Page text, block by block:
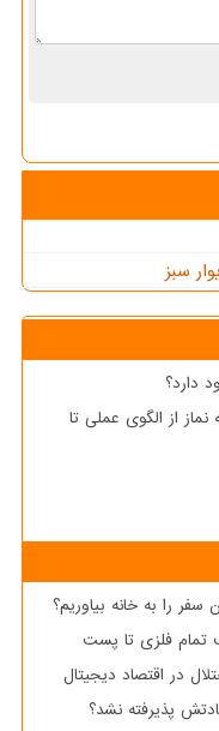
سبز
دارد؟
از الگوی عملی تا
را به خانه بیاوریم؟
تمام فلزی تا پست
در اقتصاد دیجیتال
پذیرفته نشد؟